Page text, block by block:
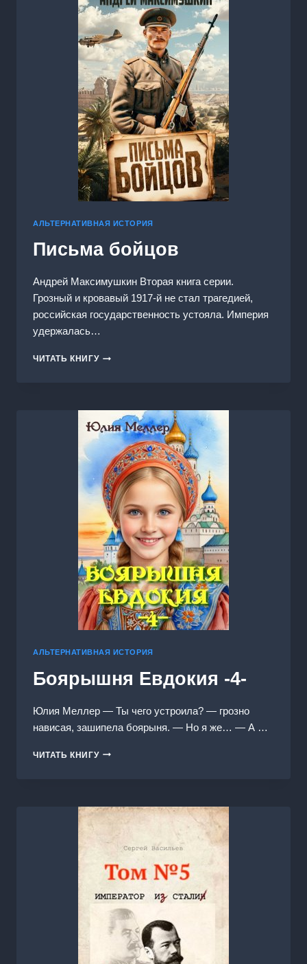
АЛЬТЕРНАТИВНАЯ ИСТОРИЯ
Письма бойцов
Андрей Максимушкин Вторая книга серии.
Грозный и кровавый 1917-й не стал трагедией,
российская государственность устояла. Империя
удержалась…
ЧИТАТЬ КНИГУПИСЬМА
АЛЬТЕРНАТИВНАЯ ИСТОРИЯ
Боярышня Евдокия -4-
Юлия Меллер — Ты чего устроила? — грозно
нависая, зашипела боярыня. — Но я же… — А …
ЧИТАТЬ КНИГУБОЯРЫШНЯ